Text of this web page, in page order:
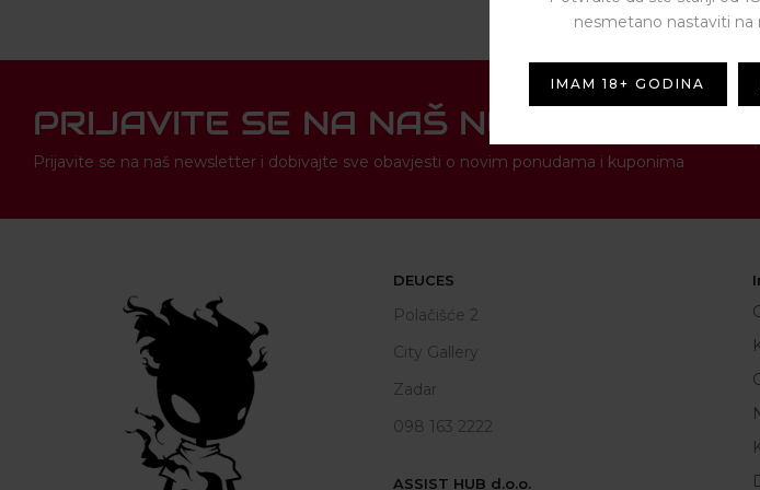
PRIJAVITE SE NA NAŠ NEWSLETTER
Prijavite se na naš newsletter i dobivajte sve obavjesti o novim ponudama i kuponima
DEUCES
Polačišće 2
City Gallery
Zadar
098 163 2222
ASSIST HUB d.o.o.
nesmetano nastaviti na
IMAM 18+ GODINA